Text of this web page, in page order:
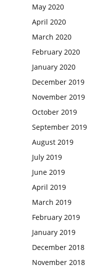
May 2020
April 2020
March 2020
February 2020
January 2020
December 2019
November 2019
October 2019
September 2019
August 2019
July 2019
June 2019
April 2019
March 2019
February 2019
January 2019
December 2018
November 2018